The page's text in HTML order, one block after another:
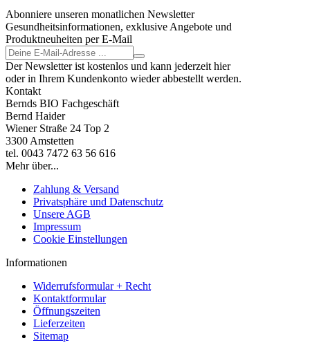
Abonniere unseren monatlichen Newsletter
Gesundheitsinformationen, exklusive Angebote und
Produktneuheiten per E-Mail
Der Newsletter ist kostenlos und kann jederzeit hier
oder in Ihrem Kundenkonto wieder abbestellt werden.
Kontakt
Bernds BIO Fachgeschäft
Bernd Haider
Wiener Straße 24 Top 2
3300 Amstetten
tel. 0043 7472 63 56 616
Mehr über...
Zahlung & Versand
Privatsphäre und Datenschutz
Unsere AGB
Impressum
Cookie Einstellungen
Informationen
Widerrufsformular + Recht
Kontaktformular
Öffnungszeiten
Lieferzeiten
Sitemap